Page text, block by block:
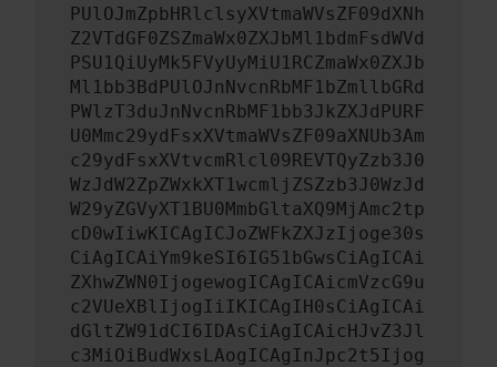
PUlOJmZpbHRlclsyXVtmaWVsZF09dXNh
Z2VTdGF0ZSZmaWx0ZXJbMl1bdmFsdWVd
PSU1QiUyMk5FVyUyMiU1RCZmaWx0ZXJb
Ml1bb3BdPUlOJnNvcnRbMF1bZmllbGRd
PWlzT3duJnNvcnRbMF1bb3JkZXJdPURF
U0Mmc29ydFsxXVtmaWVsZF09aXNUb3Am
c29ydFsxXVtvcmRlcl09REVTQyZzb3J0
WzJdW2ZpZWxkXT1wcmljZSZzb3J0WzJd
W29yZGVyXT1BU0MmbGltaXQ9MjAmc2tp
cD0wIiwKICAgICJoZWFkZXJzIjoge30s
CiAgICAiYm9keSI6IG51bGwsCiAgICAi
ZXhwZWN0IjogewogICAgICAicmVzcG9u
c2VUeXBlIjogIiIKICAgIH0sCiAgICAi
dGltZW91dCI6IDAsCiAgICAicHJvZ3Jl
c3MiOiBudWxsLAogICAgInJpc2t5Ijog